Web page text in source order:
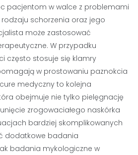
pacjentom w walce z problemami
schorzenia oraz jego
może zastosować
W przypadku
często stosuje się klamry
w prostowaniu paznokcia
medyczny to kolejna
obejmuje nie tylko pielęgnację
zrogowaciałego naskórka
bardziej skomplikowanych
dodatkowe badania
badania mykologiczne w